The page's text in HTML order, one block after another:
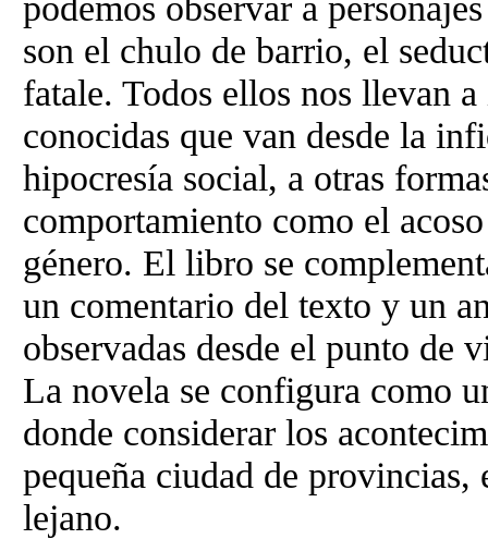
son el chulo de barrio, el
fatale. Todos ellos nos llevan
conocidas que van desde la
hipocresía social, a otras
comportamiento como el
género. El libro se
un comentario del texto y un
observadas desde el punto de
La novela se configura como
donde considerar los
pequeña ciudad de provincias,
lejano.